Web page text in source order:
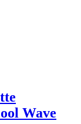
Wave